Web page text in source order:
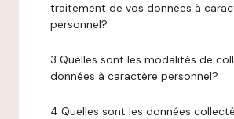
traitement de vos données à
personnel?
3 Quelles sont les modalités de
données à caractère personnel?
4 Quelles sont les données